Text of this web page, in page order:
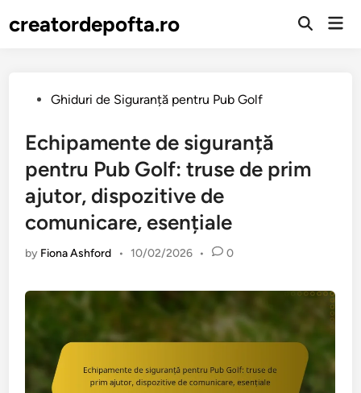
tocreatordepofta.ro
Open
PostedGhiduri de Siguranță pentru Pub Golf
Echipamente de siguranță
pentru Pub Golf: truse de prim
ajutor, dispozitive de
comunicare, esențiale
by Fiona Ashford • 10/02/2026 • 0